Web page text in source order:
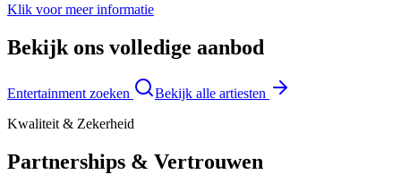
Klik voor meer informatie
Bekijk ons volledige aanbod
Entertainment zoeken
Bekijk alle artiesten
Kwaliteit & Zekerheid
Partnerships & Vertrouwen